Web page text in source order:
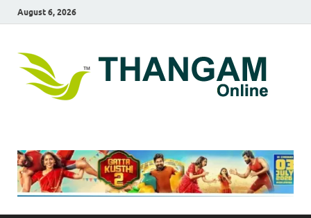
August 6, 2026